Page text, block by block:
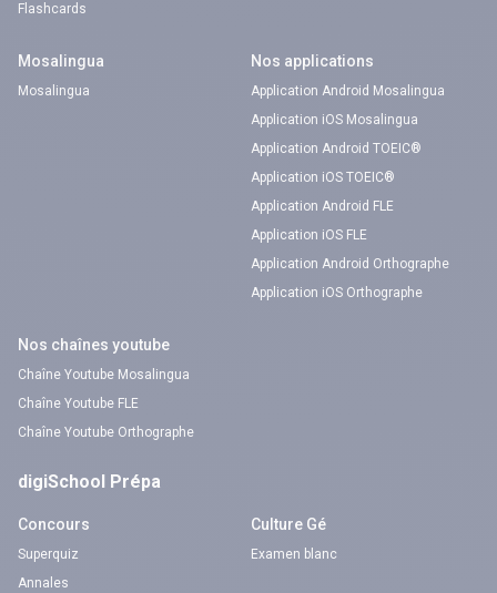
Flashcards
Mosalingua
Mosalingua
Nos applications
Application Android Mosalingua
Application iOS Mosalingua
Application Android TOEIC®
Application iOS TOEIC®
Application Android FLE
Application iOS FLE
Application Android Orthographe
Application iOS Orthographe
Nos chaînes youtube
Chaîne Youtube Mosalingua
Chaîne Youtube FLE
Chaîne Youtube Orthographe
digiSchool Prépa
Concours
Superquiz
Annales
Culture Gé
Examen blanc